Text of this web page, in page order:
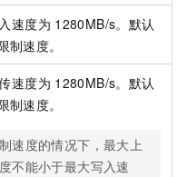
速度为 1280MB/s。默认
制速度。
速度为 1280MB/s。默认
制速度。
速度的情况下，最大上
不能小于最大写入速